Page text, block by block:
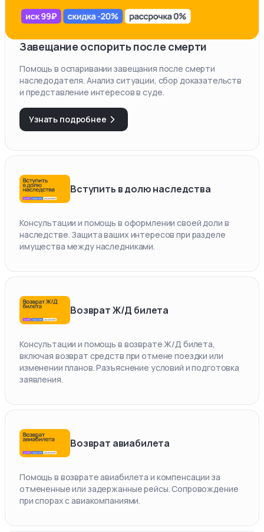
Завещание оспорить после смерти
Помощь в оспаривании завещания после смерти
наследодателя. Анализ ситуации, сбор доказательств
и представление интересов в суде.
Узнать подробнее
Вступить в долю наследства
Консультации и помощь в оформлении своей доли в
наследстве. Защита ваших интересов при разделе
имущества между наследниками.
Возврат Ж/Д билета
Консультации и помощь в возврате Ж/Д билета,
включая возврат средств при отмене поездки или
изменении планов. Разъяснение условий и подготовка
заявления.
Возврат авиабилета
Помощь в возврате авиабилета и компенсации за
отмененные или задержанные рейсы. Сопровождение
при спорах с авиакомпаниями.